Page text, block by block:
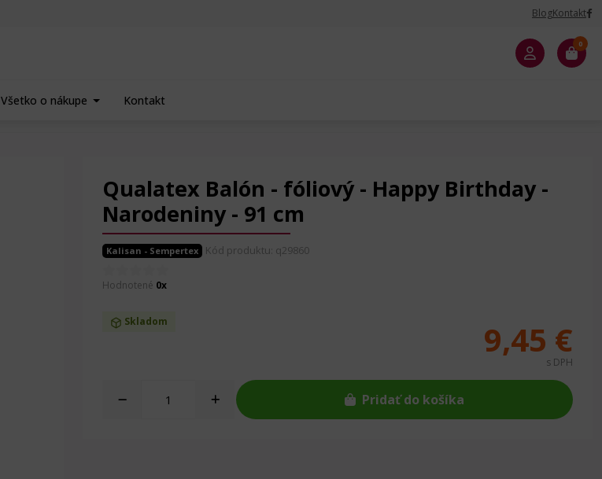
BlogKontakt
0
Všetko o nákupe Kontakt
Qualatex Balón - fóliový - Happy Birthday -
Narodeniny - 91 cm
Kalisan - Sempertex Kód produktu: q29860
Hodnotené 0x
Skladom 9,45 €
s DPH
Pridať do košíka